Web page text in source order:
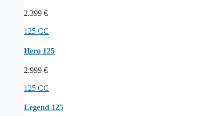
2.399 €
125 CC
Hero 125
2.999 €
125 CC
Legend 125